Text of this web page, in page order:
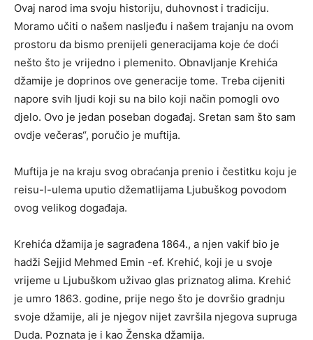
Ovaj narod ima svoju historiju, duhovnost i tradiciju.
Moramo učiti o našem nasljeđu i našem trajanju na ovom
prostoru da bismo prenijeli generacijama koje će doći
nešto što je vrijedno i plemenito. Obnavljanje Krehića
džamije je doprinos ove generacije tome. Treba cijeniti
napore svih ljudi koji su na bilo koji način pomogli ovo
djelo. Ovo je jedan poseban događaj. Sretan sam što sam
ovdje večeras“, poručio je muftija.
Muftija je na kraju svog obraćanja prenio i čestitku koju je
reisu-l-ulema uputio džematlijama Ljubuškog povodom
ovog velikog događaja.
Krehića džamija je sagrađena 1864., a njen vakif bio je
hadži Sejjid Mehmed Emin -ef. Krehić, koji je u svoje
vrijeme u Ljubuškom uživao glas priznatog alima. Krehić
je umro 1863. godine, prije nego što je dovršio gradnju
svoje džamije, ali je njegov nijet završila njegova supruga
Duda. Poznata je i kao Ženska džamija.